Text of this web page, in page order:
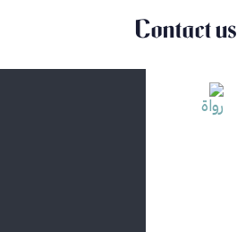
Contact us